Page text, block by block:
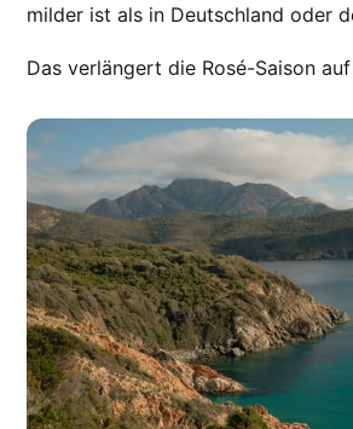
milder ist als in Deutschland oder
Das verlängert die Rosé-Saison